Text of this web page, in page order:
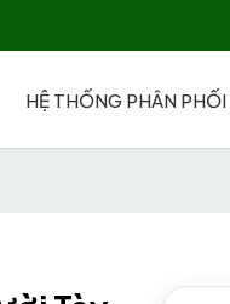
HỆ THỐNG PHÂN PHỐI